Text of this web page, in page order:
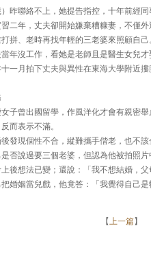
昨聯絡不上，她提告指控，十年前經
二年，丈夫卻開始嫌棄糟糠妻，不僅
拼、老時再找年輕的三老婆來照顧自己
年沒工作，看她是老師且是醫生女兒
一月拍下丈夫與異性在東海大學附近
子曾出國留學，作風洋化才會有親密
而表示不滿。
發現個性不合，縱難攜手偕老，也不
否說過要三個老婆，但認為他被拍照
後想法已變；還說：「我不想結婚，
婚姻當兒戲，他竟答：「我覺得自己
【上一篇】